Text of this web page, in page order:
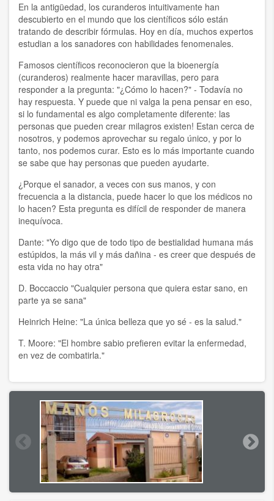
En la antigüedad, los curanderos intuitivamente han
descubierto en el mundo que los científicos sólo están
tratando de describir fórmulas. Hoy en día, muchos expertos
estudian a los sanadores con habilidades fenomenales.
Famosos científicos reconocieron que la bioenergía
(curanderos) realmente hacer maravillas, pero para
responder a la pregunta: "¿Cómo lo hacen?" - Todavía no
hay respuesta. Y puede que ni valga la pena pensar en eso,
si lo fundamental es algo completamente diferente: las
personas que pueden crear milagros existen! Estan cerca de
nosotros, y podemos aprovechar su regalo único, y por lo
tanto, nos podemos curar. Esto es lo más importante cuando
se sabe que hay personas que pueden ayudarte.
¿Porque el sanador, a veces con sus manos, y con
frecuencia a la distancia, puede hacer lo que los médicos no
lo hacen? Esta pregunta es difícil de responder de manera
inequívoca.
Dante: "Yo digo que de todo tipo de bestialidad humana más
estúpidos, la más vil y más dañina - es creer que después de
esta vida no hay otra"
D. Boccaccio "Cualquier persona que quiera estar sano, en
parte ya se sana"
Heinrich Heine: "La única belleza que yo sé - es la salud."
T. Moore: "El hombre sabio prefieren evitar la enfermedad,
en vez de combatirla."